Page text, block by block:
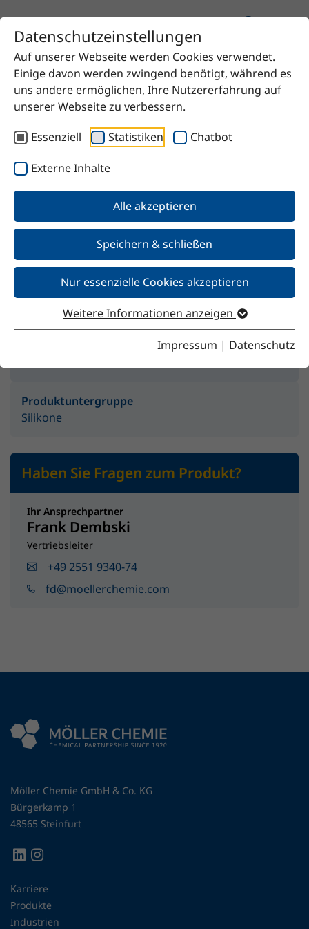
Datenschutzeinstellungen
Auf unserer Webseite werden Cookies verwendet.
Einige davon werden zwingend benötigt, während es
uns andere ermöglichen, Ihre Nutzererfahrung auf
unserer Webseite zu verbessern.
Essenziell
Statistiken Chatbot
Externe Inhalte
Alle akzeptieren
Speichern & schließen
Nur essenzielle Cookies akzeptieren
Weitere Informationen anzeigen
Impressum | Datenschutz
Startseite Produkt SteSil 9240
SteSil 9240
Merkmale
Produktuntergruppe
Silikone
Haben Sie Fragen zum Produkt?
Ihr Ansprechpartner
Frank Dembski
Vertriebsleiter
+49 2551 9340-74
fd@moellerchemie.com
Möller Chemie GmbH & Co. KG
Bürgerkamp 1
48565 Steinfurt
Karriere
Produkte
Industrien